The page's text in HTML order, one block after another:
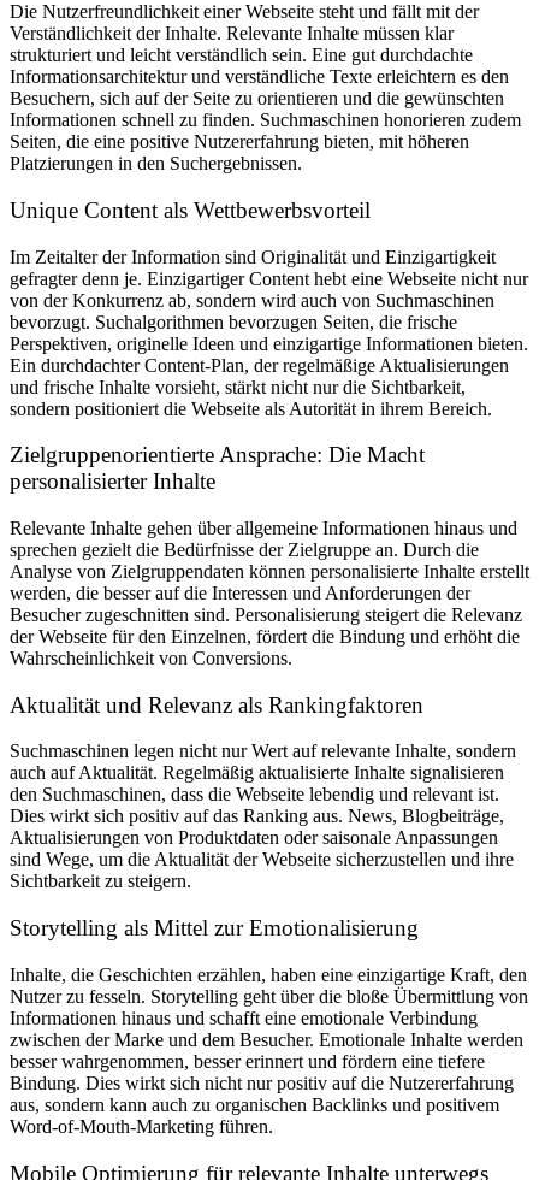
Die Nutzerfreundlichkeit einer Webseite steht und fällt mit der
Verständlichkeit der Inhalte. Relevante Inhalte müssen klar
strukturiert und leicht verständlich sein. Eine gut durchdachte
Informationsarchitektur und verständliche Texte erleichtern es den
Besuchern, sich auf der Seite zu orientieren und die gewünschten
Informationen schnell zu finden. Suchmaschinen honorieren zudem
Seiten, die eine positive Nutzererfahrung bieten, mit höheren
Platzierungen in den Suchergebnissen.
Unique Content als Wettbewerbsvorteil
Im Zeitalter der Information sind Originalität und Einzigartigkeit
gefragter denn je. Einzigartiger Content hebt eine Webseite nicht nur
von der Konkurrenz ab, sondern wird auch von Suchmaschinen
bevorzugt. Suchalgorithmen bevorzugen Seiten, die frische
Perspektiven, originelle Ideen und einzigartige Informationen bieten.
Ein durchdachter Content-Plan, der regelmäßige Aktualisierungen
und frische Inhalte vorsieht, stärkt nicht nur die Sichtbarkeit,
sondern positioniert die Webseite als Autorität in ihrem Bereich.
Zielgruppenorientierte Ansprache: Die Macht
personalisierter Inhalte
Relevante Inhalte gehen über allgemeine Informationen hinaus und
sprechen gezielt die Bedürfnisse der Zielgruppe an. Durch die
Analyse von Zielgruppendaten können personalisierte Inhalte erstellt
werden, die besser auf die Interessen und Anforderungen der
Besucher zugeschnitten sind. Personalisierung steigert die Relevanz
der Webseite für den Einzelnen, fördert die Bindung und erhöht die
Wahrscheinlichkeit von Conversions.
Aktualität und Relevanz als Rankingfaktoren
Suchmaschinen legen nicht nur Wert auf relevante Inhalte, sondern
auch auf Aktualität. Regelmäßig aktualisierte Inhalte signalisieren
den Suchmaschinen, dass die Webseite lebendig und relevant ist.
Dies wirkt sich positiv auf das Ranking aus. News, Blogbeiträge,
Aktualisierungen von Produktdaten oder saisonale Anpassungen
sind Wege, um die Aktualität der Webseite sicherzustellen und ihre
Sichtbarkeit zu steigern.
Storytelling als Mittel zur Emotionalisierung
Inhalte, die Geschichten erzählen, haben eine einzigartige Kraft, den
Nutzer zu fesseln. Storytelling geht über die bloße Übermittlung von
Informationen hinaus und schafft eine emotionale Verbindung
zwischen der Marke und dem Besucher. Emotionale Inhalte werden
besser wahrgenommen, besser erinnert und fördern eine tiefere
Bindung. Dies wirkt sich nicht nur positiv auf die Nutzererfahrung
aus, sondern kann auch zu organischen Backlinks und positivem
Word-of-Mouth-Marketing führen.
Mobile Optimierung für relevante Inhalte unterwegs